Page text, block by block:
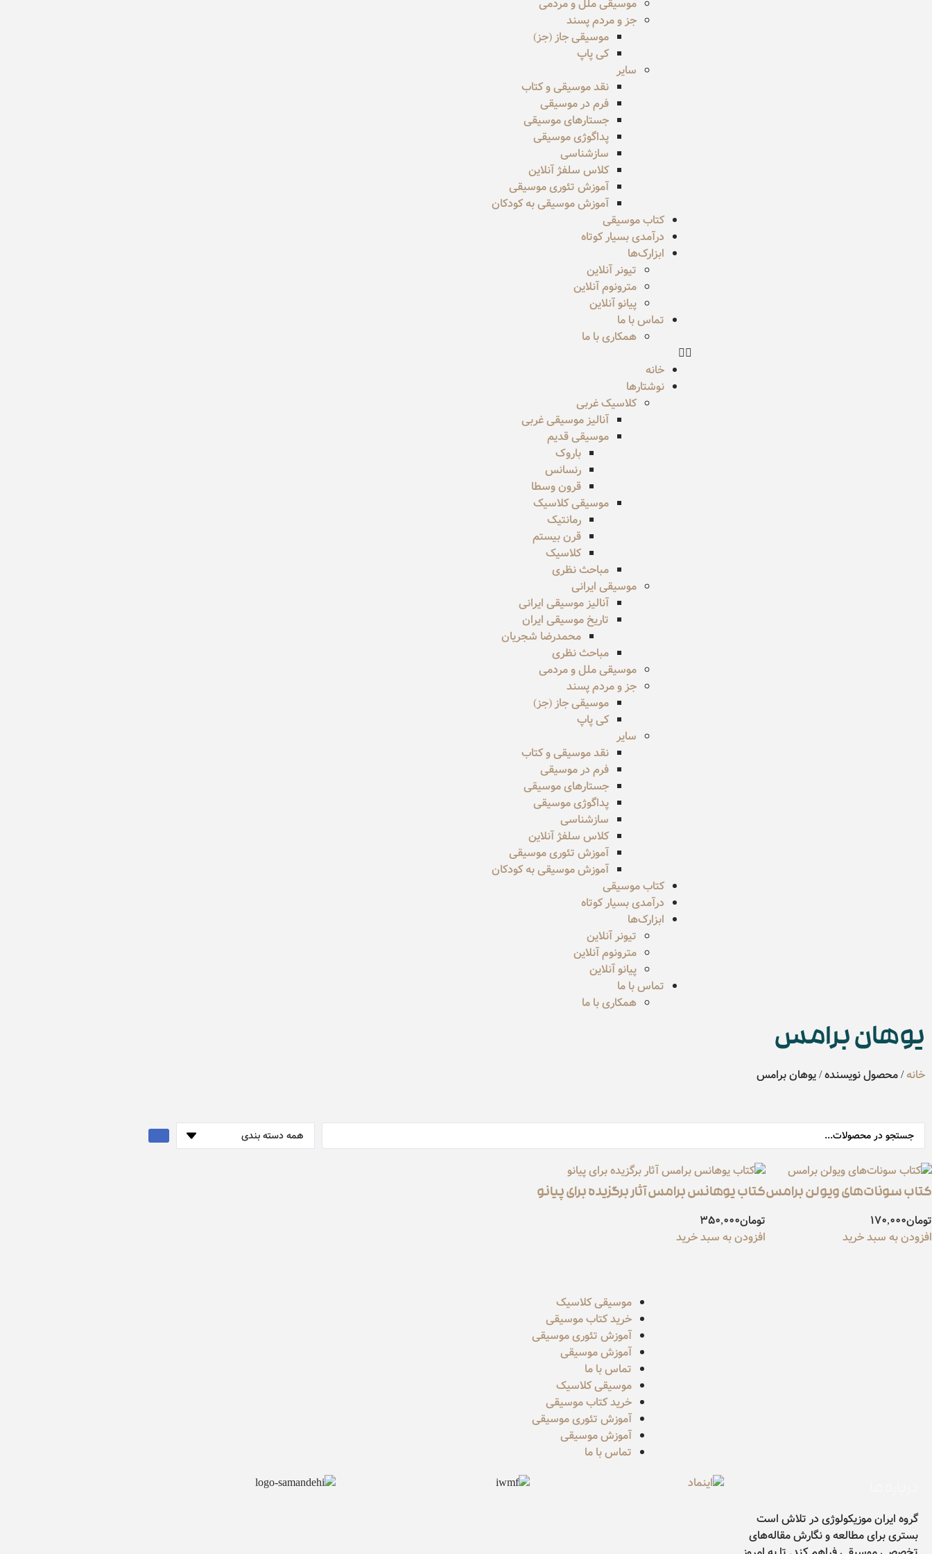
موسیقی ملل و مردمی
جز و مردم پسند
موسیقی جاز (جز)
کی پاپ
سایر
نقد موسیقی و کتاب
فرم در موسیقی
جستارهای موسیقی
پداگوژی موسیقی
سازشناسی
کلاس سلفژ آنلاین
آموزش تئوری موسیقی
آموزش موسیقی به کودکان
کتاب موسیقی
درآمدی بسیار کوتاه
ابزارک‌ها
تیونر آنلاین
مترونوم آنلاین
پیانو آنلاین
تماس با ما
همکاری با ما
خانه
نوشتارها
کلاسیک غربی
آنالیز موسیقی غربی
موسیقی قدیم
باروک
رنسانس
قرون وسطا
موسیقی کلاسیک
رمانتیک
قرن بیستم
کلاسیک
مباحث نظری
موسیقی ایرانی
آنالیز موسیقی ایرانی
تاریخ موسیقی ایران
محمدرضا شجریان
مباحث نظری
موسیقی ملل و مردمی
جز و مردم پسند
موسیقی جاز (جز)
کی پاپ
سایر
نقد موسیقی و کتاب
فرم در موسیقی
جستارهای موسیقی
پداگوژی موسیقی
سازشناسی
کلاس سلفژ آنلاین
آموزش تئوری موسیقی
آموزش موسیقی به کودکان
کتاب موسیقی
درآمدی بسیار کوتاه
ابزارک‌ها
تیونر آنلاین
مترونوم آنلاین
پیانو آنلاین
تماس با ما
همکاری با ما
یوهان برامس
خانه/ محصول نویسنده / یوهان برامس
کتاب سونات‌های ویولن برامس
تومان170,000
افزودن به سبد خرید
کتاب یوهانس برامس آثار برگزیده برای پیانو
تومان350,000
افزودن به سبد خرید
موسیقی کلاسیک
خرید کتاب موسیقی
آموزش تئوری موسیقی
آموزش موسیقی
تماس با ما
موسیقی کلاسیک
خرید کتاب موسیقی
آموزش تئوری موسیقی
آموزش موسیقی
تماس با ما
گروه ایران موزیکولوژی در تلاش است
بستری برای مطالعه و نگارش مقاله‌های